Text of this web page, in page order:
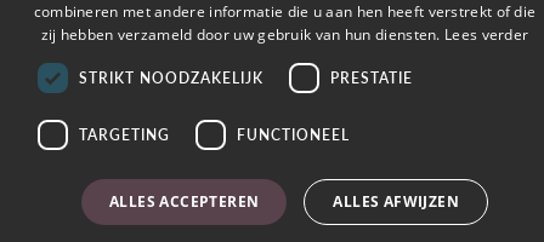
Verzonden met
byTilroy
combineren met andere informatie die u aan hen heeft verstrekt of die
zij hebben verzameld door uw gebruik van hun diensten. Lees verder
STRIKT NOODZAKELIJK PRESTATIE
TARGETING FUNCTIONEEL
ALLES ACCEPTEREN ALLES AFWIJZEN